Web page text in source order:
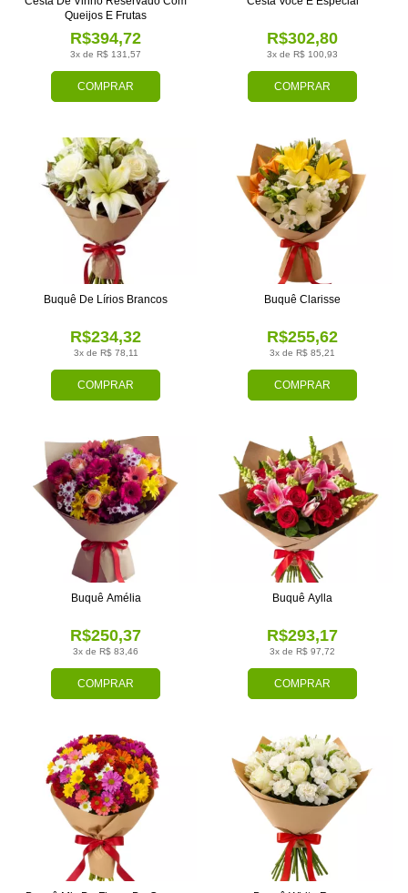
COMPRAR
3x de R$ 131,57
R$394,72
Queijos E Frutas
COMPRAR
3x de R$ 100,93
R$302,80
COMPRAR
3x de R$ 78,11
R$234,32
Buquê De Lírios Brancos
COMPRAR
3x de R$ 85,21
R$255,62
Buquê Clarisse
COMPRAR
3x de R$ 83,46
R$250,37
Buquê Amélia
COMPRAR
3x de R$ 97,72
R$293,17
Buquê Aylla